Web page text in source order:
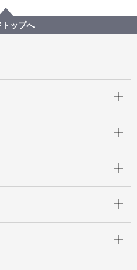
2027機運醸成に向
ップへ